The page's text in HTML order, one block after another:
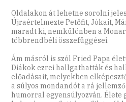
Oldalakon át lehetne sorolni
Újraértelmezte Petőfit, Jókait,
maradt ki, nemkülönben a
többrendbéli összefüggései.
Ám másról is szól Fried Papa
Diákok ezrei hallgathatták és
előadásait, melyekben
a súlyos mondandót a rá
humorral egyensúlyozván.